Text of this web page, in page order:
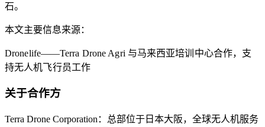
石。
本文主要信息来源：
Dronelife——Terra Drone Agri 与马来西亚培训中心合作，支
持无人机飞行员工作
关于合作方
Terra Drone Corporation：总部位于日本大阪，全球无人机服务